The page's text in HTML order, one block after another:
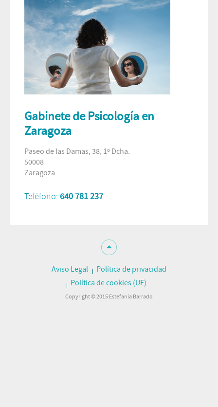
Gabinete de Psicología en
Zaragoza
Paseo de las Damas, 38, 1º Dcha.
50008
Zaragoza
Teléfono: 640 781 237
Aviso Legal
Política de privacidad
Política de cookies (UE)
Copyright © 2015 Estefanía Barrado